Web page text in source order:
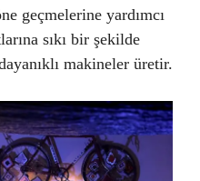
geçmelerine yardımcı
sıkı bir şekilde
makineler üretir.